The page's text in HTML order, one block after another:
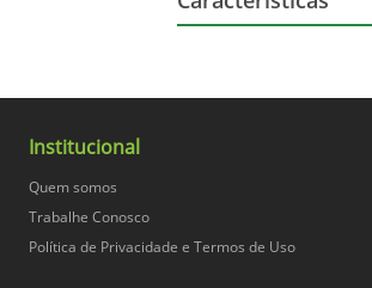
Institucional
Quem somos
Trabalhe Conosco
Política de Privacidade e Termos de Uso